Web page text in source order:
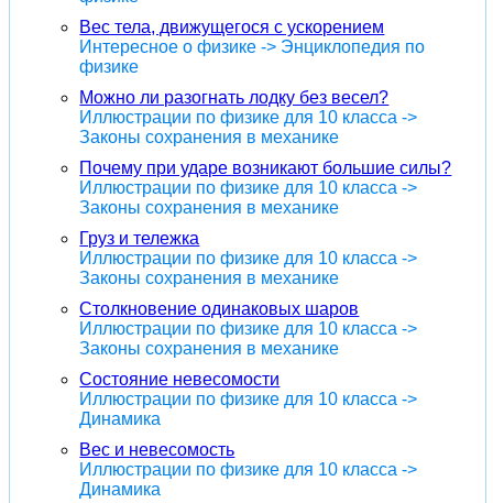
Вес тела, движущегося с ускорением
Интересное о физике -> Энциклопедия по
физике
Можно ли разогнать лодку без весел?
Иллюстрации по физике для 10 класса ->
Законы сохранения в механике
Почему при ударе возникают большие силы?
Иллюстрации по физике для 10 класса ->
Законы сохранения в механике
Груз и тележка
Иллюстрации по физике для 10 класса ->
Законы сохранения в механике
Столкновение одинаковых шаров
Иллюстрации по физике для 10 класса ->
Законы сохранения в механике
Состояние невесомости
Иллюстрации по физике для 10 класса ->
Динамика
Вес и невесомость
Иллюстрации по физике для 10 класса ->
Динамика